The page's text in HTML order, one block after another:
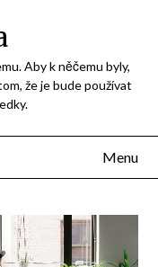
Aby k něčemu byly,
že je bude používat
Menu